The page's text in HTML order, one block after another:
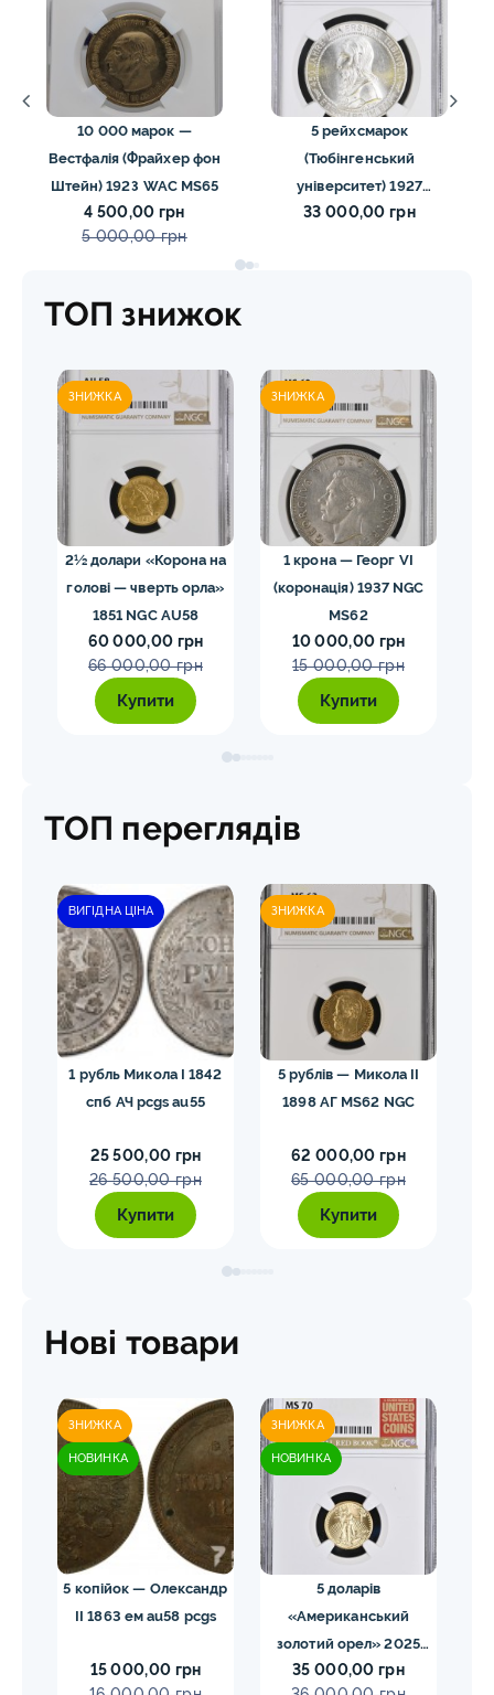
10 000 марок —
Вестфалія (Фрайхер фон
Штейн) 1923 WAC MS65
4 500,00 грн
5 000,00 грн
5 рейхсмарок
(Тюбінгенський
університет) 1927
Тюбинген ngc mc62
33 000,00 грн
ТОП знижок
ЗНИЖКА
2½ долари «Корона на
голові — чверть орла»
1851 NGC AU58
60 000,00 грн
66 000,00 грн
Купити
ЗНИЖКА
1 крона — Георг VI
(коронація) 1937 NGC
MS62
10 000,00 грн
15 000,00 грн
Купити
ТОП переглядів
ВИГІДНА ЦІНА
1 рубль Микола I 1842
спб АЧ pcgs au55
25 500,00 грн
26 500,00 грн
Купити
ЗНИЖКА
5 рублів — Микола II
1898 АГ MS62 NGC
62 000,00 грн
65 000,00 грн
Купити
Нові товари
ЗНИЖКА
НОВИНКА
5 копійок — Олександр
II 1863 ем au58 pcgs
15 000,00 грн
ЗНИЖКА
НОВИНКА
5 доларів
«Американський
золотий орел» 2025
MS70 NGC орел тип2
35 000,00 грн